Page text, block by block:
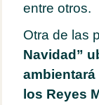
entre otros.
Otra de las
Navidad”
los Reyes